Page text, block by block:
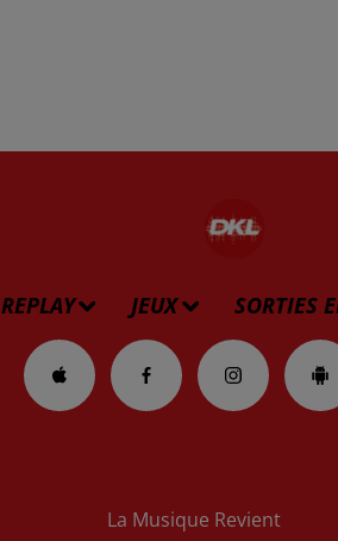
REPLAY JEUX SORTIES
La Musique Revient